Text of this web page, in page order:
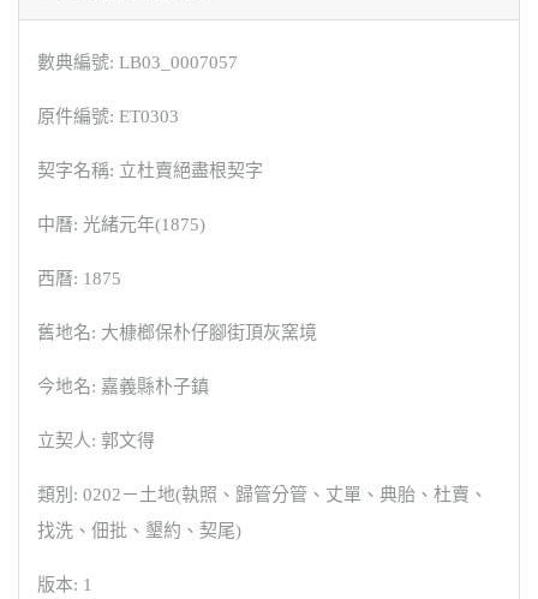
數典編號: LB03_0007057
原件編號: ET0303
契字名稱: 立杜賣絕盡根契字
中曆: 光緒元年(1875)
西曆: 1875
舊地名: 大槺榔保朴仔腳街頂灰窯境
今地名: 嘉義縣朴子鎮
立契人: 郭文得
類別: 0202－土地(執照、歸管分管、丈單、典胎、杜賣、
找洗、佃批、墾約、契尾)
版本: 1